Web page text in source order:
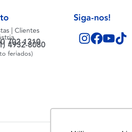
| Clientes
702 1310
4932-8080
feriados)
Siga-nos!